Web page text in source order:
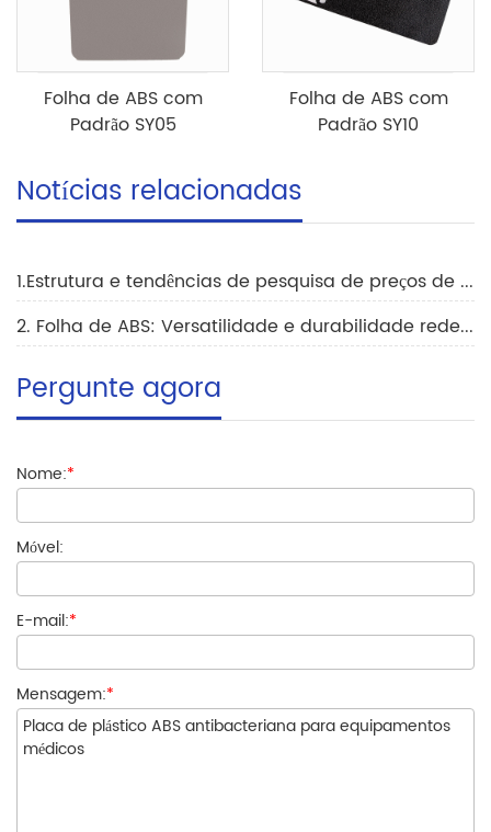
Folha de ABS com
Padrão SY05
Folha de ABS com
Padrão SY10
Notícias relacionadas
1.Estrutura e tendências de pesquisa de preços de chapas plásticas ABS
2. Folha de ABS: Versatilidade e durabilidade redefinidas
Pergunte agora
Nome:*
Móvel:
E-mail:*
Mensagem:*